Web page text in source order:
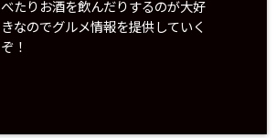
べたりお酒を飲んだりするのが大好
きなのでグルメ情報を提供していく
ぞ！